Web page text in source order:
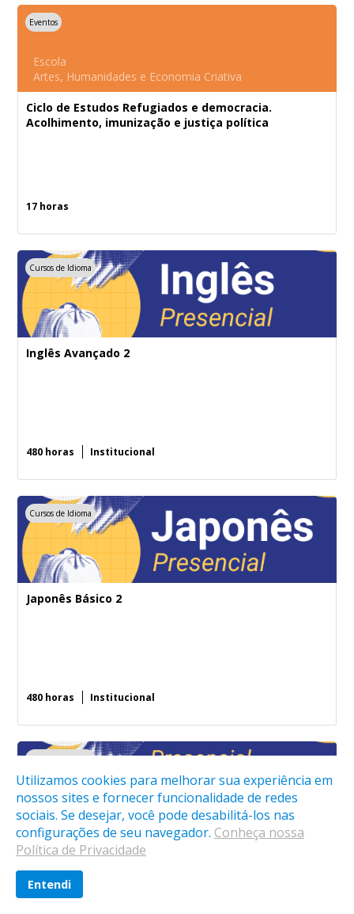
Eventos
Escola
Artes, Humanidades e Economia Criativa
Ciclo de Estudos Refugiados e democracia.
Acolhimento, imunização e justiça política
17 horas
Cursos de Idioma
Inglês Avançado 2
480 horas Institucional
Cursos de Idioma
Japonês Básico 2
480 horas Institucional
Cursos de Idioma
Português para Estrangeiros Básico 1
Utilizamos cookies para melhorar sua experiência em
nossos sites e fornecer funcionalidade de redes
sociais. Se desejar, você pode desabilitá-los nas
configurações de seu navegador. Conheça nossa
Política de Privacidade
Entendi